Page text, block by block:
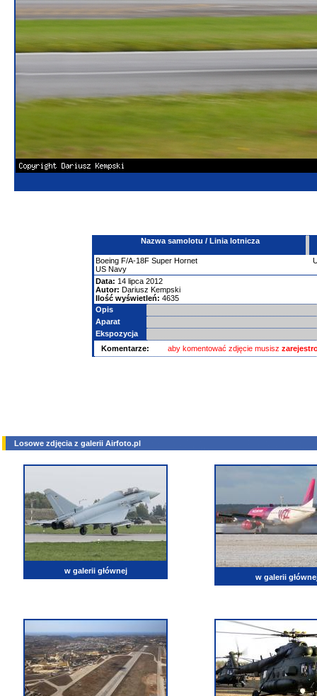
Nazwa samolotu / Linia lotnicza
Boeing F/A-18F Super Hornet
US Navy
Data: 14 lipca 2012
Autor: Dariusz Kempski
Ilość wyświetleń: 4635
Opis
Aparat
Ekspozycja
Komentarze:
aby komentować zdjęcie musisz
Losowe zdjęcia z galerii Airfoto.pl
w galerii głównej
w galerii